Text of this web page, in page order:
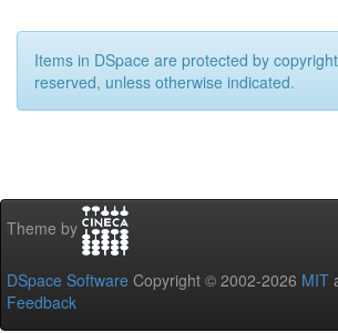
Items in DSpace are protected by
reserved, unless otherwise indicated.
Theme by
DSpace Software Copyright © 2002-2026 MIT
Feedback